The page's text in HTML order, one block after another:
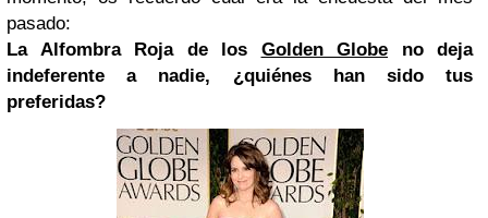
pasado:
La Alfombra Roja de los Golden Globe no deja
indeferente a nadie, ¿quiénes han sido tus
preferidas?